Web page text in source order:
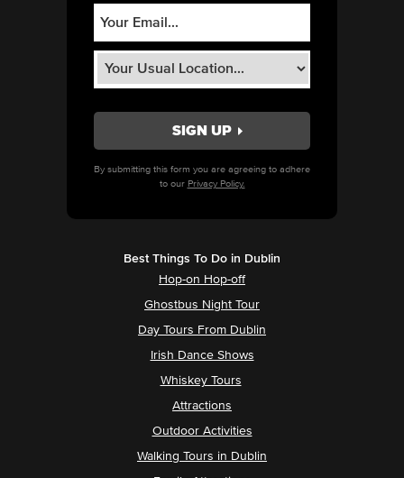
By submitting this form you are agreeing to adhere
to our Privacy Policy.
Best Things To Do in Dublin
Hop-on Hop-off
Ghostbus Night Tour
Day Tours From Dublin
Irish Dance Shows
Whiskey Tours
Attractions
Outdoor Activities
Walking Tours in Dublin